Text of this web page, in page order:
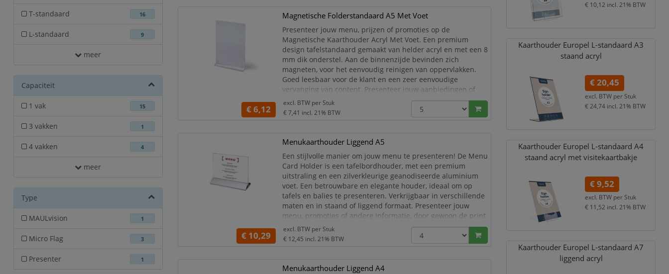
T-standaard 16
L-standaard 9
meer
Capaciteit
1 vak 15
3 vakken 1
4 vakken 4
meer
Type
MAULvision 1
Micro Flag 3
Presenter 1
Magnetische Folderstandaard A5 Met Voet
Presenteer jouw menu, prijzen of promoties op de
Magnetische Kaarthouder Acryl Met Voet. Een premium
design tafelstandaard gemaakt van helder acryl en met een 8
mm dik onderstel. Aan de binnenzijde bevinden zich
magneten, voor het eenvoudig reinigen van oppervlakken.
Goed leesbaar voor de klant en een zeer eenvoudige
vervanging van content. Presenteer jouw aanbiedingen of
diensten op de Magnetische Kaarthouder Acryl Met Voet.
Ideaal te gebruiken
€ 6,12
excl. BTW per Stuk
€ 7,41 incl. 21% BTW
Menukaarthouder Liggend A5
Een stijlvolle manier om jouw menu te presenteren! De Menu
Card Holder is een tafelbordhouder, met een premium
uitstraling en een zilverkleurige geanodiseerde aluminium
voet. Een betrouwbare en elegante houder, ideaal om op
tafels en balies te presenteren. Verkrijgbaar in verschillende
maten en in staand of liggend formaat. Presenteer jouw
menu, promoties of andere informatie, door gewoon de print
in de acryl menukaarthouder te plaatsen!
P
€ 10,29
excl. BTW per Stuk
€ 12,45 incl. 21% BTW
Menukaarthouder Liggend A4
€ 10,12 incl. 21% BTW
Kaarthouder Europel L-standaard A3
staand acryl
€ 20,45
excl. BTW per Stuk
€ 24,74 incl. 21% BTW
Kaarthouder Europel L-standaard A4
staand acryl met visitekaartbakje
€ 9,52
excl. BTW per Stuk
€ 11,52 incl. 21% BTW
Kaarthouder Europel L-standaard A7
liggend acryl